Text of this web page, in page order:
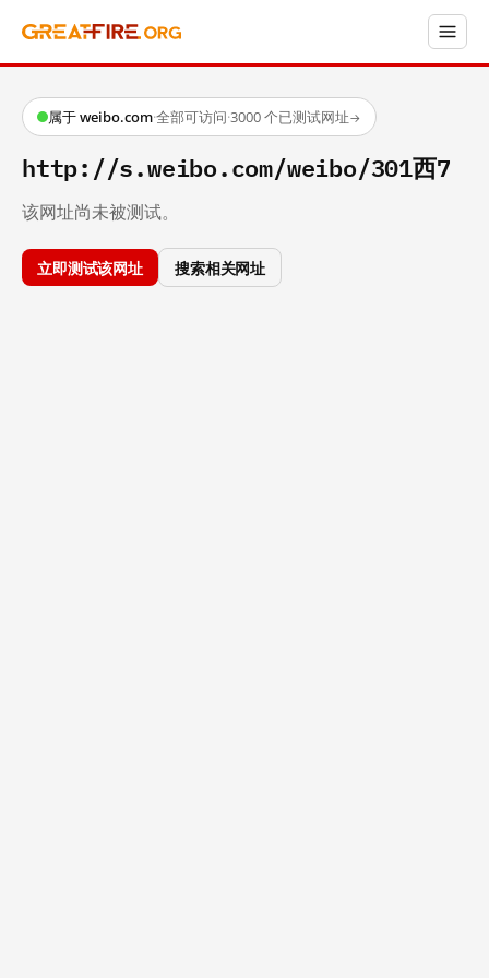
属于 weibo.com·全部可访问·3000 个已测试网址→
http://s.weibo.com/weibo/301西7
该网址尚未被测试。
立即测试该网址 搜索相关网址